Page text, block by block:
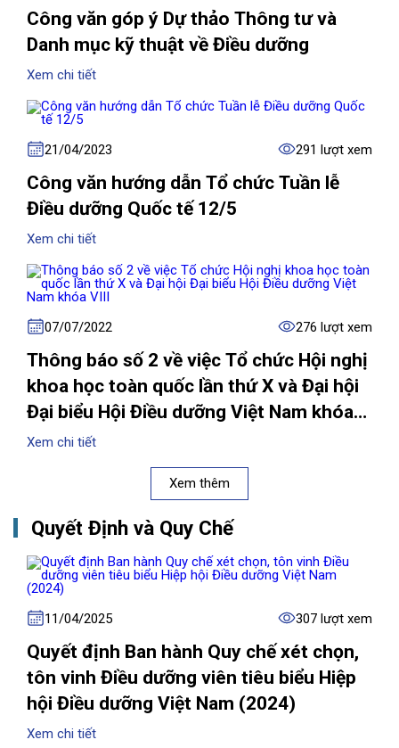
Công văn góp ý Dự thảo Thông tư và
Danh mục kỹ thuật về Điều dưỡng
Xem chi tiết
21/04/2023 291 lượt xem
Công văn hướng dẫn Tổ chức Tuần lễ
Điều dưỡng Quốc tế 12/5
Xem chi tiết
07/07/2022 276 lượt xem
Thông báo số 2 về việc Tổ chức Hội nghị
khoa học toàn quốc lần thứ X và Đại hội
Đại biểu Hội Điều dưỡng Việt Nam khóa
VIII
Xem chi tiết
Xem thêm
Quyết Định và Quy Chế
11/04/2025 307 lượt xem
Quyết định Ban hành Quy chế xét chọn,
tôn vinh Điều dưỡng viên tiêu biểu Hiệp
hội Điều dưỡng Việt Nam (2024)
Xem chi tiết